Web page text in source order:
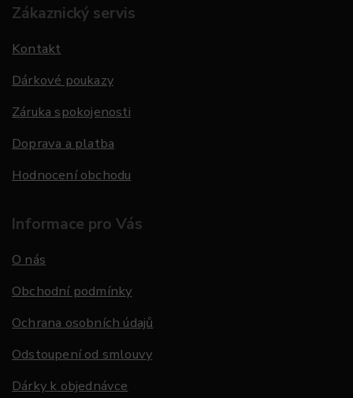
Zákaznický servis
Kontakt
Dárkové poukazy
Záruka spokojenosti
Doprava a platba
Hodnocení obchodu
Informace pro Vás
O nás
Obchodní podmínky
Ochrana osobních údajů
Odstoupení od smlouvy
Dárky k objednávce